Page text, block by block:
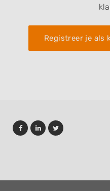
Registreer je als